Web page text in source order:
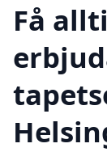
Få